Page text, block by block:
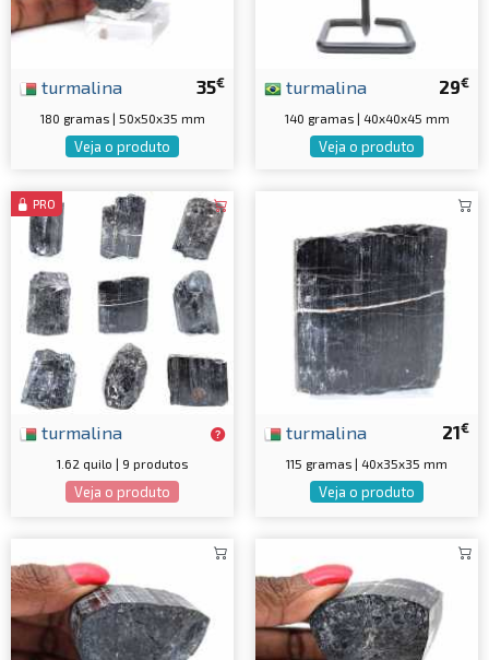
35€
turmalina
180 gramas | 50x50x35 mm
Veja o produto
29€
turmalina
140 gramas | 40x40x45 mm
Veja o produto
PRO
turmalina
1.62 quilo | 9 produtos
Veja o produto
21€
turmalina
115 gramas | 40x35x35 mm
Veja o produto